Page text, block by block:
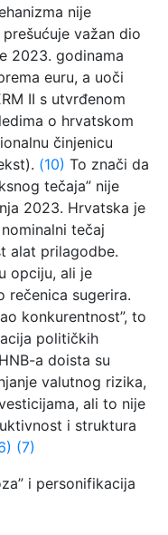
nije
važan dio
2023. godinama
euru, a uoči
II s utvrđenom
o hrvatskom
činjenicu
(10) To znači da
tečaja” nije
2023. Hrvatska je
tečaj
alat prilagodbe.
opciju, ali je
rečenica sugerira.
konkurentnost”, to
političkih
a doista su
valutnog rizika,
ali to nije
i struktura
(7)
i personifikacija